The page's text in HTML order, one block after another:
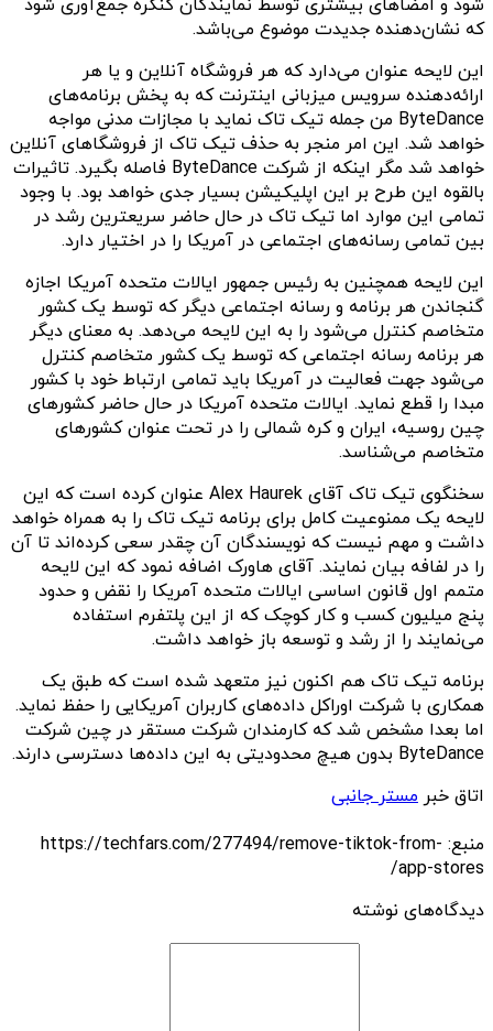
شود و امضاهای بیشتری توسط نمایندگان کنگره جمع‌آوری شود
که نشان‌دهنده جدیدت موضوع می‌باشد.
این لایحه عنوان می‌دارد که هر فروشگاه آنلاین و یا هر
ارائه‌دهنده سرویس میزبانی اینترنت که به پخش برنامه‌های
ByteDance من جمله تیک تاک نماید با مجازات مدنی مواجه
خواهد شد. این امر منجر به حذف تیک تاک از فروشگا‌های آنلاین
خواهد شد مگر اینکه از شرکت ByteDance‌ فاصله بگیرد. تاثیرات
بالقوه این طرح بر این اپلیکیشن بسیار جدی خواهد بود. با وجود
تمامی این موارد اما تیک تاک در حال حاضر سریعترین رشد در
بین تمامی رسانه‌های اجتماعی در آمریکا را در اختیار دارد.
این لایحه همچنین به رئیس جمهور ایالات متحده آمریکا اجازه
گنجاندن هر برنامه و رسانه اجتماعی دیگر که توسط یک کشور
متخاصم کنترل می‌شود را به این لایحه می‌دهد. به معنای دیگر
هر برنامه رسانه اجتماعی که توسط یک کشور متخاصم کنترل
می‌شود جهت فعالیت در آمریکا باید تمامی ارتباط خود با کشور
مبدا را قطع نماید. ایالات متحده آمریکا در حال حاضر کشور‌های
چین روسیه، ایران و کره شمالی را در تحت عنوان کشور‌های
متخاصم می‌شناسد.
سخنگوی تیک تاک آقای Alex Haurek عنوان کرده است که این
لایحه یک ممنوعیت کامل برای برنامه تیک تاک را به همراه خواهد
داشت و مهم نیست که نویسندگان آن چقدر سعی کرده‌اند تا آن
را در لفافه بیان نمایند. آقای هاورک اضافه نمود که این لایحه
متمم اول قانون اساسی ایالات متحده آمریکا را نقض و حدود
پنج میلیون کسب و کار کوچک که از این پلتفرم استفاده
می‌نمایند را از رشد و توسعه باز خواهد داشت.
برنامه تیک تاک هم اکنون نیز متعهد شده است که طبق یک
همکاری با شرکت اوراکل داده‌های کاربران آمریکایی را حفظ نماید.
اما بعدا مشخص شد که کارمندان شرکت مستقر در چین شرکت
ByteDance بدون هیچ محدودیتی به این داده‌ها دسترسی دارند.
اتاق خبر مستر جانبی
منبع: https://techfars.com/277494/remove-tiktok-from-
app-stores/
دیدگاه‌های نوشته